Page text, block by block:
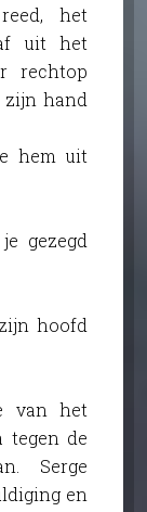
het
uit het
rechtop
zijn hand
hem uit
gezegd
hoofd
van het
tegen de
Serge
en